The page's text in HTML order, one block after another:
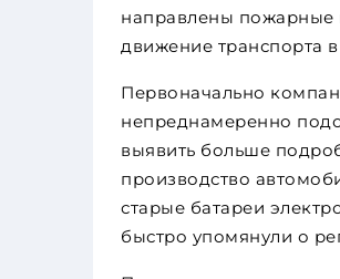
направлены пожарные
движение транспорта
Первоначально
непреднамеренно
выявить больше
производство
старые батареи
быстро упомянули о